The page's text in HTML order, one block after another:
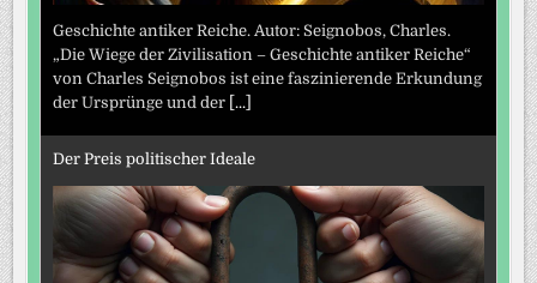
Geschichte antiker Reiche. Autor: Seignobos, Charles.
„Die Wiege der Zivilisation – Geschichte antiker Reiche“
von Charles Seignobos ist eine faszinierende Erkundung
der Ursprünge und der [...]
Der Preis politischer Ideale